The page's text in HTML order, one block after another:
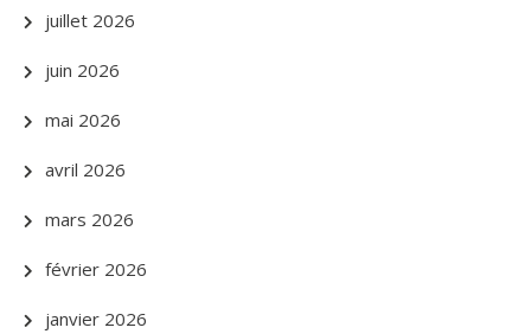
juillet 2026
juin 2026
mai 2026
avril 2026
mars 2026
février 2026
janvier 2026